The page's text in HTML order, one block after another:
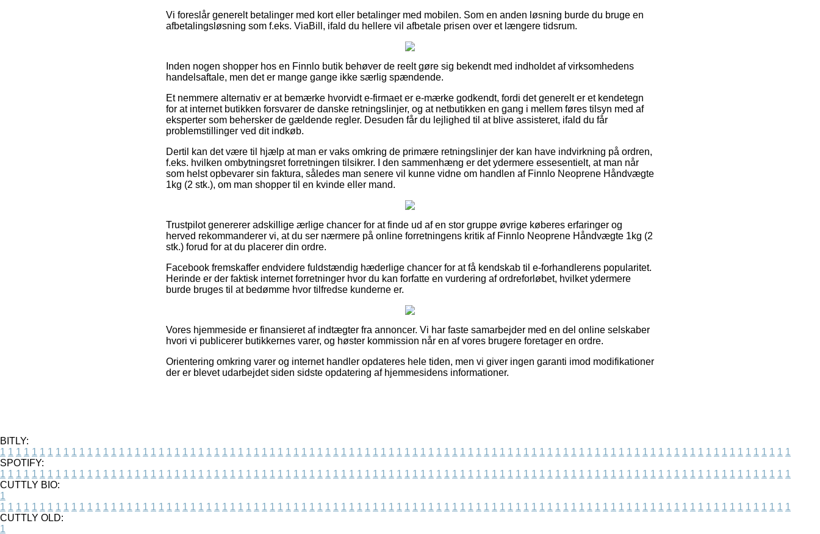
Vi foreslår generelt betalinger med kort eller betalinger med mobilen. Som en anden løsning burde du bruge en
afbetalingsløsning som f.eks. ViaBill, ifald du hellere vil afbetale prisen over et længere tidsrum.
Inden nogen shopper hos en Finnlo butik behøver de reelt gøre sig bekendt med indholdet af virksomhedens
handelsaftale, men det er mange gange ikke særlig spændende.
Et nemmere alternativ er at bemærke hvorvidt e-firmaet er e-mærke godkendt, fordi det generelt er et kendetegn
for at internet butikken forsvarer de danske retningslinjer, og at netbutikken en gang i mellem føres tilsyn med af
eksperter som behersker de gældende regler. Desuden får du lejlighed til at blive assisteret, ifald du får
problemstillinger ved dit indkøb.
Dertil kan det være til hjælp at man er vaks omkring de primære retningslinjer der kan have indvirkning på ordren,
f.eks. hvilken ombytningsret forretningen tilsikrer. I den sammenhæng er det ydermere essesentielt, at man når
som helst opbevarer sin faktura, således man senere vil kunne vidne om handlen af Finnlo Neoprene Håndvægte
1kg (2 stk.), om man shopper til en kvinde eller mand.
Trustpilot genererer adskillige ærlige chancer for at finde ud af en stor gruppe øvrige køberes erfaringer og
herved rekommanderer vi, at du ser nærmere på online forretningens kritik af Finnlo Neoprene Håndvægte 1kg (2
stk.) forud for at du placerer din ordre.
Facebook fremskaffer endvidere fuldstændig hæderlige chancer for at få kendskab til e-forhandlerens popularitet.
Herinde er der faktisk internet forretninger hvor du kan forfatte en vurdering af ordreforløbet, hvilket ydermere
burde bruges til at bedømme hvor tilfredse kunderne er.
Vores hjemmeside er finansieret af indtægter fra annoncer. Vi har faste samarbejder med en del online selskaber
hvori vi publicerer butikkernes varer, og høster kommission når en af vores brugere foretager en ordre.
Orientering omkring varer og internet handler opdateres hele tiden, men vi giver ingen garanti imod modifikationer
der er blevet udarbejdet siden sidste opdatering af hjemmesidens informationer.
BITLY:
1 1 1 1 1 1 1 1 1 1 1 1 1 1 1 1 1 1 1 1 1 1 1 1 1 1 1 1 1 1 1 1 1 1 1 1 1 1 1 1 1 1 1 1 1 1 1 1 1 1 1 1 1 1 1 1 1 1 1 1 1 1 1 1 1 1 1 1 1 1 1 1 1 1 1 1 1 1 1 1 1 1 1 1 1 1 1 1 1 1 1 1 1 1 1 1 1 1 1 1
SPOTIFY:
1 1 1 1 1 1 1 1 1 1 1 1 1 1 1 1 1 1 1 1 1 1 1 1 1 1 1 1 1 1 1 1 1 1 1 1 1 1 1 1 1 1 1 1 1 1 1 1 1 1 1 1 1 1 1 1 1 1 1 1 1 1 1 1 1 1 1 1 1 1 1 1 1 1 1 1 1 1 1 1 1 1 1 1 1 1 1 1 1 1 1 1 1 1 1 1 1 1 1 1
CUTTLY BIO:
1
1 1 1 1 1 1 1 1 1 1 1 1 1 1 1 1 1 1 1 1 1 1 1 1 1 1 1 1 1 1 1 1 1 1 1 1 1 1 1 1 1 1 1 1 1 1 1 1 1 1 1 1 1 1 1 1 1 1 1 1 1 1 1 1 1 1 1 1 1 1 1 1 1 1 1 1 1 1 1 1 1 1 1 1 1 1 1 1 1 1 1 1 1 1 1 1 1 1 1 1
CUTTLY OLD:
1